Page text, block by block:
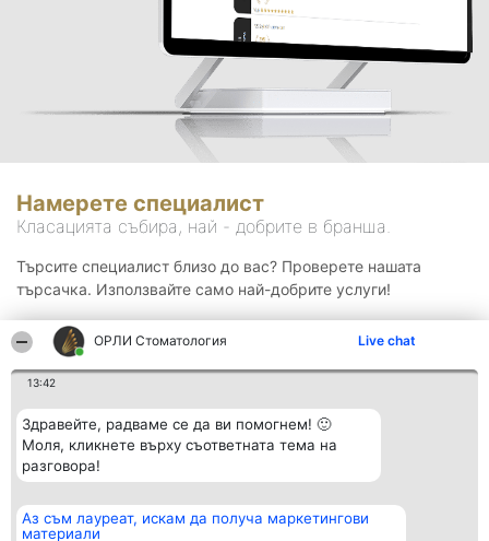
ОРЛИ Стоматология Live chat
13:42
Здравейте, радваме се да ви помогнем! 🙂
Моля, кликнете върху съответната тема на
разговора!
Аз съм лауреат, искам да получа маркетингови
материали
Намерете специалист
Класацията събира, най - добрите в бранша.
Търсите специалист близо до вас? Проверете нашата
търсачка. Използвайте само най-добрите услуги!
Организатор на
класиране
Класация Контакти